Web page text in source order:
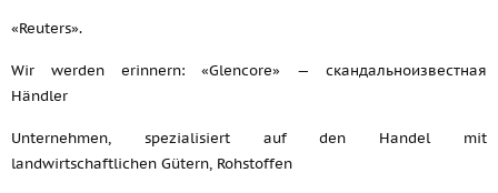
«Reuters».
Wir werden erinnern: «Glencore» — скандальноизвестная
Händler
Unternehmen, spezialisiert auf den Handel mit
landwirtschaftlichen Gütern, Rohstoffen